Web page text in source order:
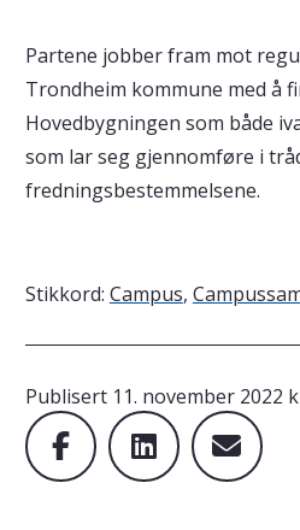
Partene jobber fram mot
Trondheim kommune med å
Hovedbygningen som både
som lar seg gjennomføre i
fredningsbestemmelsene.
Stikkord: Campus,
Publisert 11. november 2022